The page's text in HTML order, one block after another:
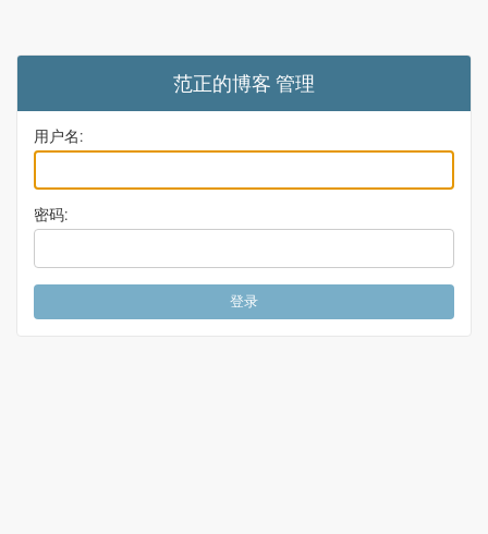
范正的博客 管理
用户名:
密码: